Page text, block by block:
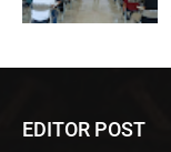
EDITOR POST